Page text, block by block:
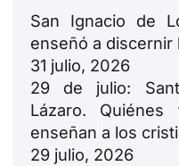
San Ignacio de
enseñó a discernir
31 julio, 2026
29 de julio:
Lázaro.
enseñan a los
29 julio, 2026